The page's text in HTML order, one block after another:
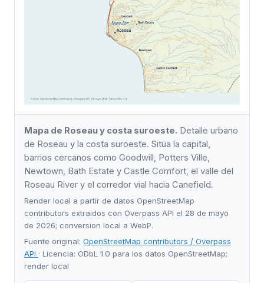
Mapa de Roseau y costa suroeste. Detalle urbano
de Roseau y la costa suroeste. Situa la capital,
barrios cercanos como Goodwill, Potters Ville,
Newtown, Bath Estate y Castle Comfort, el valle del
Roseau River y el corredor vial hacia Canefield.
Render local a partir de datos OpenStreetMap
contributors extraidos con Overpass API el 28 de mayo
de 2026; conversion local a WebP.
Fuente original: OpenStreetMap contributors / Overpass
API · Licencia: ODbL 1.0 para los datos OpenStreetMap;
render local